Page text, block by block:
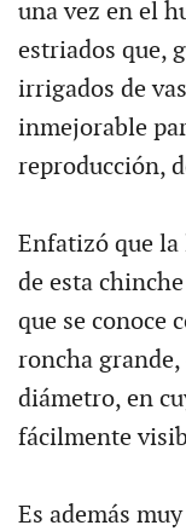
una vez en el
estriados que,
irrigados de
inmejorable
reproducción,
Enfatizó que la
de esta
que se conoce
roncha
diámetro, en
fácilmente
Es además